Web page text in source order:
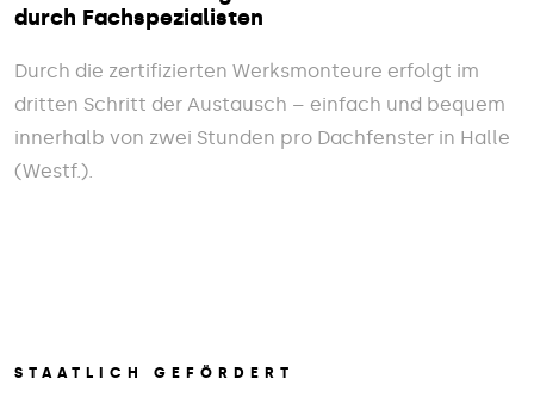
durch Fachspezialisten
Durch die zertifizierten Werksmonteure erfolgt im
dritten Schritt der Austausch – einfach und bequem
innerhalb von zwei Stunden pro Dachfenster in Halle
(Westf.).
STAATLICH GEFÖRDERT